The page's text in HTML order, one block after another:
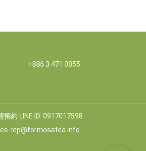
+886 3 471 0855
預約 LINE ID: 0917017598
rep@formosatea.info